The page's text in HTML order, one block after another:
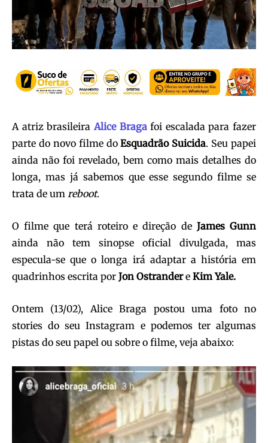
A atriz brasileira Alice Bragafoi escalada para fazer
parte do novo filme doEsquadrão Suicida. Seu papei
ainda não foi revelado, bem como mais detalhes do
longa, mas já sabemos que esse segundo filme se
trata de um reboot.
O filme que terá roteiro e direção de James Gunn
ainda não tem sinopse oficial divulgada, mas
especula-se que o longa irá adaptar a história em
quadrinhos escrita por Jon Ostrandere Kim Yale.
Ontem (13/02), Alice Braga postou uma foto no
stories do seu Instagram e podemos ter algumas
pistas do seu papel ou sobre o filme, veja abaixo: